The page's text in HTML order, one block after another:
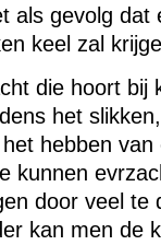
als gevolg dat
keel zal
die hoort bij
het
hebben
kunnen
door veel te
kan men de